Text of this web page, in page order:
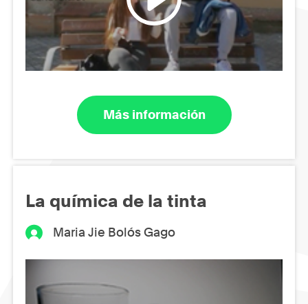
Más información
La química de la tinta
Maria Jie Bolós Gago